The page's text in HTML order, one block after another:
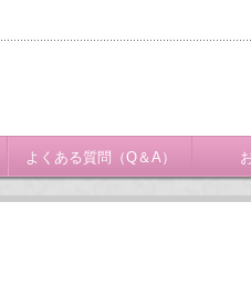
よくある質問（Q＆A）